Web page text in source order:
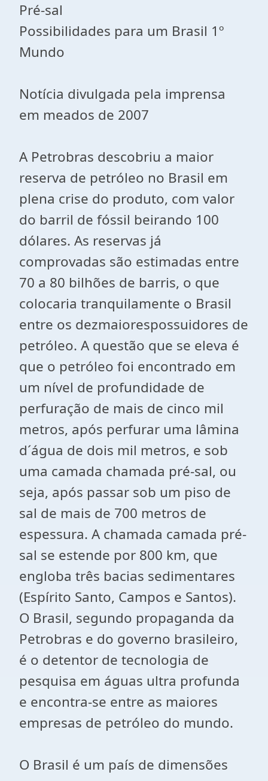
Pré-sal
Possibilidades para um Brasil 1º
Mundo
Notícia divulgada pela imprensa
em meados de 2007
A Petrobras descobriu a maior
reserva de petróleo no Brasil em
plena crise do produto, com valor
do barril de fóssil beirando 100
dólares. As reservas já
comprovadas são estimadas entre
70 a 80 bilhões de barris, o que
colocaria tranquilamente o Brasil
entre os dezmaiorespossuidores de
petróleo. A questão que se eleva é
que o petróleo foi encontrado em
um nível de profundidade de
perfuração de mais de cinco mil
metros, após perfurar uma lâmina
d´água de dois mil metros, e sob
uma camada chamada pré-sal, ou
seja, após passar sob um piso de
sal de mais de 700 metros de
espessura. A chamada camada pré-
sal se estende por 800 km, que
engloba três bacias sedimentares
(Espírito Santo, Campos e Santos).
O Brasil, segundo propaganda da
Petrobras e do governo brasileiro,
é o detentor de tecnologia de
pesquisa em águas ultra profunda
e encontra-se entre as maiores
empresas de petróleo do mundo.
O Brasil é um país de dimensões